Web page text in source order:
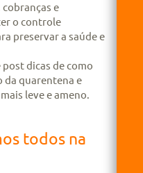
e
o controle
preservar a saúde e
dicas de como
da quarentena e
leve e ameno.
todos na